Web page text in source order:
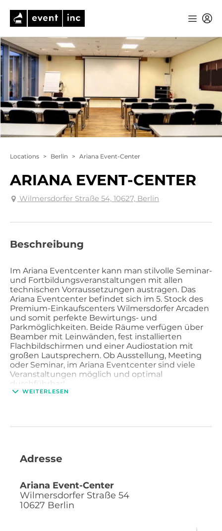
Locations > Berlin > Ariana Event-Center
ARIANA EVENT-CENTER
Wilmersdorfer Straße 54, 10627, Berlin
Beschreibung
Im Ariana Eventcenter kann man stilvolle Seminar-
und Fortbildungsveranstaltungen mit allen
technischen Vorraussetzungen austragen. Das
Ariana Eventcenter befindet sich im 5. Stock des
Premium-Einkaufscenters Wilmersdorfer Arcaden
und somit perfekte Bewirtungs- und
Parkmöglichkeiten. Beide Räume verfügen über
Beamber mit Leinwänden, fest installierten
Flachbildschirmen und einer Audiostation mit
großen Lautsprechern. Ob Ausstellung, Meeting
oder Seminar, im Ariana Eventcenter sind viele
Veranstaltungen möglich und optimal
durchführbar!
WEITERLESEN
Adresse
Ariana Event-Center
Wilmersdorfer Straße 54
10627 Berlin